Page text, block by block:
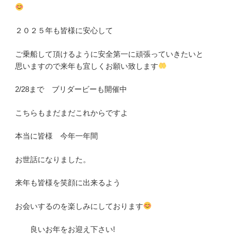
２０２５年も皆様に安心して
ご乗船して頂けるように安全第一に頑張っていきたいと
思いますので来年も宜しくお願い致します
2/28まで ブリダービーも開催中
こちらもまだまだこれからですよ
本当に皆様 今年一年間
お世話になりました。
来年も皆様を笑顔に出来るよう
お会いするのを楽しみにしております
良いお年をお迎え下さい!